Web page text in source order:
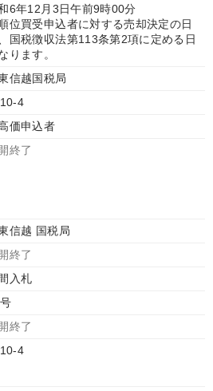
6年12月3日午前9時00分
位買受申込者に対する売却決定の日
国税徴収法第113条第2項に定める日
ります。
信越国税局
4
価申込者
終了
信越 国税局
終了
入札
終了
4